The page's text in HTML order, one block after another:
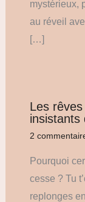
mystérieux,
au réveil
[…]
Les
insistants
2
Pourquoi
cesse ? Tu
replonges